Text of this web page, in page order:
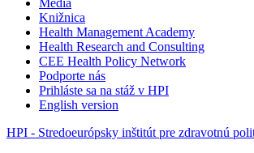
Médiá
Knižnica
Health Management Academy
Health Research and Consulting
CEE Health Policy Network
Podporte nás
Prihláste sa na stáž v HPI
English version
HPI - Stredoeurópsky inštitút pre zdravotnú